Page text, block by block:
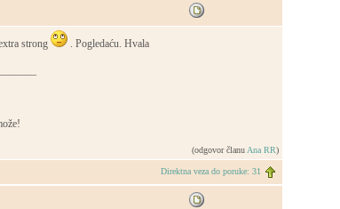
strong . Pogledaću. Hvala
(odgovor članu Ana RR)
Direktna veza do poruke: 31